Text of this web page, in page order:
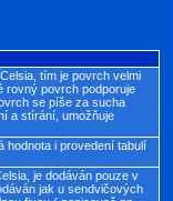
tím je povrch velmi
rovný povrch podporuje
se píše za sucha
a stírání, umožňuje
hodnota i provedení tabulí
je dodáván pouze v
jak u sendvičových